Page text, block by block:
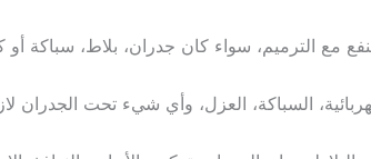
مع الترميم، سواء كان جدران، بلاط، سباكة أو
السباكة، العزل، وأي شيء تحت